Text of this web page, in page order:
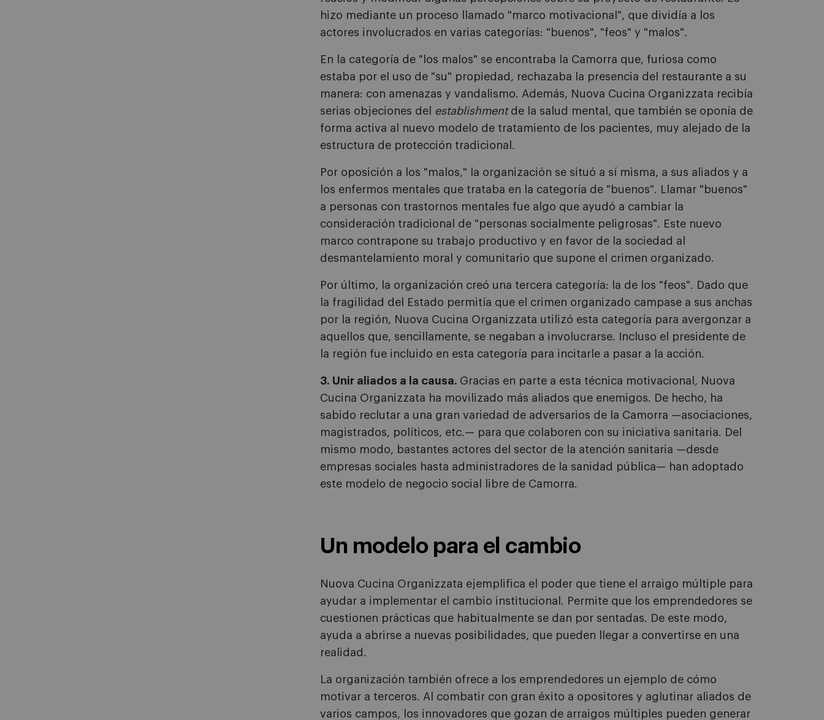
hizo mediante un proceso llamado "marco motivacional", que dividía a los
actores involucrados en varias categorías: "buenos", "feos" y "malos".
En la categoría de "los malos" se encontraba la Camorra que, furiosa como
estaba por el uso de "su" propiedad, rechazaba la presencia del restaurante a su
manera: con amenazas y vandalismo. Además, Nuova Cucina Organizzata recibía
serias objeciones del establishmentde la salud mental, que también se oponía de
forma activa al nuevo modelo de tratamiento de los pacientes, muy alejado de la
estructura de protección tradicional.
Por oposición a los "malos," la organización se situó a sí misma, a sus aliados y a
los enfermos mentales que trataba en la categoría de "buenos". Llamar "buenos"
a personas con trastornos mentales fue algo que ayudó a cambiar la
consideración tradicional de "personas socialmente peligrosas". Este nuevo
marco contrapone su trabajo productivo y en favor de la sociedad al
desmantelamiento moral y comunitario que supone el crimen organizado.
Por último, la organización creó una tercera categoría: la de los "feos". Dado que
la fragilidad del Estado permitía que el crimen organizado campase a sus anchas
por la región, Nuova Cucina Organizzata utilizó esta categoría para avergonzar a
aquellos que, sencillamente, se negaban a involucrarse. Incluso el presidente de
la región fue incluido en esta categoría para incitarle a pasar a la acción.
3. Unir aliados a la causa. Gracias en parte a esta técnica motivacional, Nuova
Cucina Organizzata ha movilizado más aliados que enemigos. De hecho, ha
sabido reclutar a una gran variedad de adversarios de la Camorra —asociaciones,
magistrados, políticos, etc.— para que colaboren con su iniciativa sanitaria. Del
mismo modo, bastantes actores del sector de la atención sanitaria —desde
empresas sociales hasta administradores de la sanidad pública— han adoptado
este modelo de negocio social libre de Camorra.
Un modelo para el cambio
Nuova Cucina Organizzata ejemplifica el poder que tiene el arraigo múltiple para
ayudar a implementar el cambio institucional. Permite que los emprendedores se
cuestionen prácticas que habitualmente se dan por sentadas. De este modo,
ayuda a abrirse a nuevas posibilidades, que pueden llegar a convertirse en una
realidad.
La organización también ofrece a los emprendedores un ejemplo de cómo
motivar a terceros. Al combatir con gran éxito a opositores y aglutinar aliados de
varios campos, los innovadores que gozan de arraigos múltiples pueden generar